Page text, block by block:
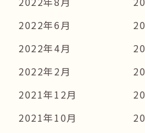
2022年6月
2022年4月
2022年2月
2021年12月
2021年10月